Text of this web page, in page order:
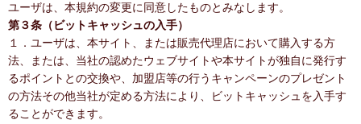
ユーザは、本規約の変更に同意したものとみなします。
第３条（ビットキャッシュの入手）
１．ユーザは、本サイト、または販売代理店において購入する方
法、または、当社の認めたウェブサイトや本サイトが独自に発行す
るポイントとの交換や、加盟店等の行うキャンペーンのプレゼント
の方法その他当社が定める方法により、ビットキャッシュを入手す
ることができます。